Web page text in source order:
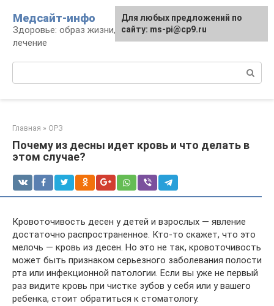
контенту
Медсайт-инфо
Здоровье: образ жизни, профилактика и
лечение
Главная » ОРЗ
Почему из десны идет кровь и что делать в
этом случае?
Кровоточивость десен у детей и взрослых — явление
достаточно распространенное. Кто-то скажет, что это
мелочь — кровь из десен. Но это не так, кровоточивость
может быть признаком серьезного заболевания полости
рта или инфекционной патологии. Если вы уже не первый
раз видите кровь при чистке зубов у себя или у вашего
ребенка, стоит обратиться к стоматологу.
Для любых предложений по
сайту: ms-pi@cp9.ru